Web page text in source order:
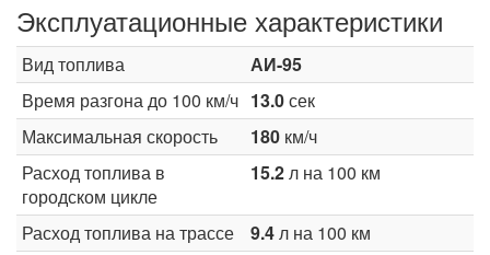
Эксплуатационные характеристики
Вид топлива
АИ-95
Время разгона до 100 км/ч 13.0сек
Максимальная скорость
180 км/ч
Расход топлива в
городском цикле
15.2л на 100 км
Расход топлива на трассе 9.4л на 100 км